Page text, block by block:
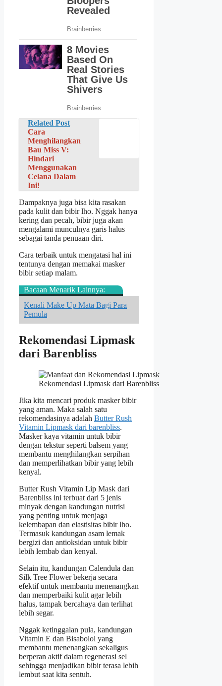
Related Post
Cara
Menghilangkan
Bau Miss V:
Hindari
Menggunakan
Celana Dalam
Ini!
Dampaknya juga bisa kita rasakan
pada kulit dan bibir lho. Nggak hanya
kering dan pecah, bibir juga akan
mengalami munculnya garis halus
sebagai tanda penuaan diri.
Cara terbaik untuk mengatasi hal ini
tentunya dengan memakai masker
bibir setiap malam.
Bacaan Menarik Lainnya:
Kenali Make Up Mata Bagi Para
Pemula
Rekomendasi Lipmask
dari Barenbliss
Rekomendasi Lipmask dari Barenbliss
Jika kita mencari produk masker bibir
yang aman. Maka salah satu
rekomendasinya adalah Butter Rush
Vitamin Lipmask dari barenbliss.
Masker kaya vitamin untuk bibir
dengan tekstur seperti balsem yang
membantu menghilangkan serpihan
dan memperlihatkan bibir yang lebih
kenyal.
Butter Rush Vitamin Lip Mask dari
Barenbliss ini terbuat dari 5 jenis
minyak dengan kandungan nutrisi
yang penting untuk menjaga
kelembapan dan elastisitas bibir lho.
Termasuk kandungan asam lemak
bergizi dan antioksidan untuk bibir
lebih lembab dan kenyal.
Selain itu, kandungan Calendula dan
Silk Tree Flower bekerja secara
efektif untuk membantu menenangkan
dan memperbaiki kulit agar lebih
halus, tampak bercahaya dan terlihat
lebih segar.
Nggak ketinggalan pula, kandungan
Vitamin E dan Bisabolol yang
membantu menenangkan sekaligus
berperan aktif dalam regenerasi sel
sehingga menjadikan bibir terasa lebih
lembut saat kita sentuh.